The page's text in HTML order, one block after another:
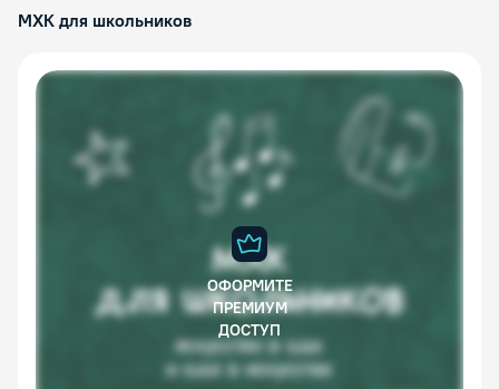
МХК для школьников
ОФОРМИТЕ
ПРЕМИУМ
ДОСТУП